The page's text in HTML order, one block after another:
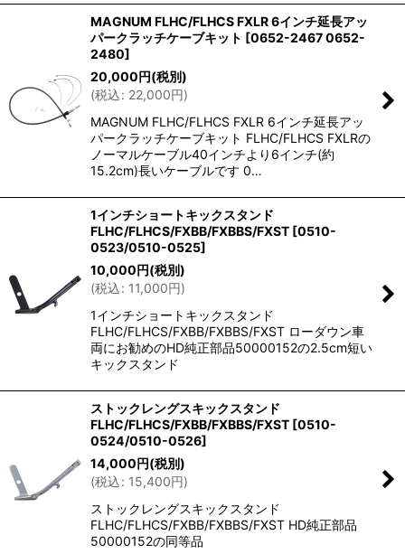
MAGNUM FLHC/FLHCS FXLR 6インチ延長アッ
パークラッチケーブキット [0652-2467 0652-
2480]
20,000円(税別)
(税込: 22,000円)
MAGNUM FLHC/FLHCS FXLR 6インチ延長アッ
パークラッチケーブキット FLHC/FLHCS FXLRの
ノーマルケーブル40インチより6インチ(約
15.2cm)長いケーブルです 0…
1インチショートキックスタンド
FLHC/FLHCS/FXBB/FXBBS/FXST [0510-
0523/0510-0525]
10,000円(税別)
(税込: 11,000円)
1インチショートキックスタンド
FLHC/FLHCS/FXBB/FXBBS/FXST ローダウン車
両にお勧めのHD純正部品50000152の2.5cm短い
キックスタンド
ストックレングスキックスタンド
FLHC/FLHCS/FXBB/FXBBS/FXST [0510-
0524/0510-0526]
14,000円(税別)
(税込: 15,400円)
ストックレングスキックスタンド
FLHC/FLHCS/FXBB/FXBBS/FXST HD純正部品
50000152の同等品